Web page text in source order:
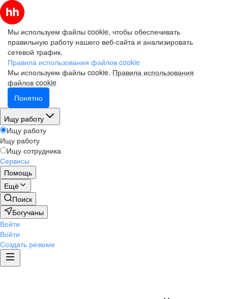
Мы используем файлы cookie, чтобы обеспечивать
правильную работу нашего веб-сайта и анализировать
сетевой трафик.
Правила использования файлов cookie
Мы используем файлы cookie. Правила использования
файлов cookie
Понятно
Ищу работу
Ищу работу
Ищу работу
Ищу сотрудника
Сервисы
Помощь
Ещё
Поиск
Богучаны
Войти
Войти
Создать резюме